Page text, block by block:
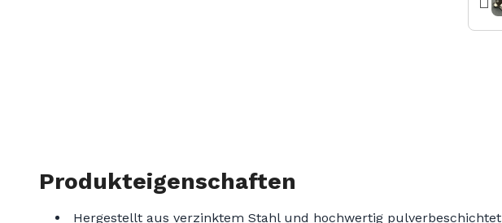
Produkteigenschaften
Hergestellt aus verzinktem Stahl und hochwertig pulverbeschichtet